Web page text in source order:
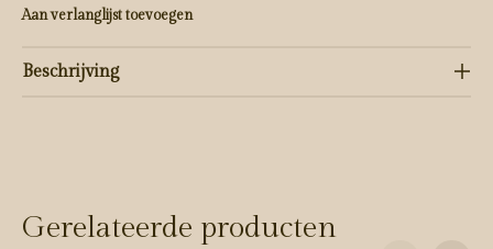
Aan verlanglijst toevoegen
Beschrijving
Gerelateerde producten